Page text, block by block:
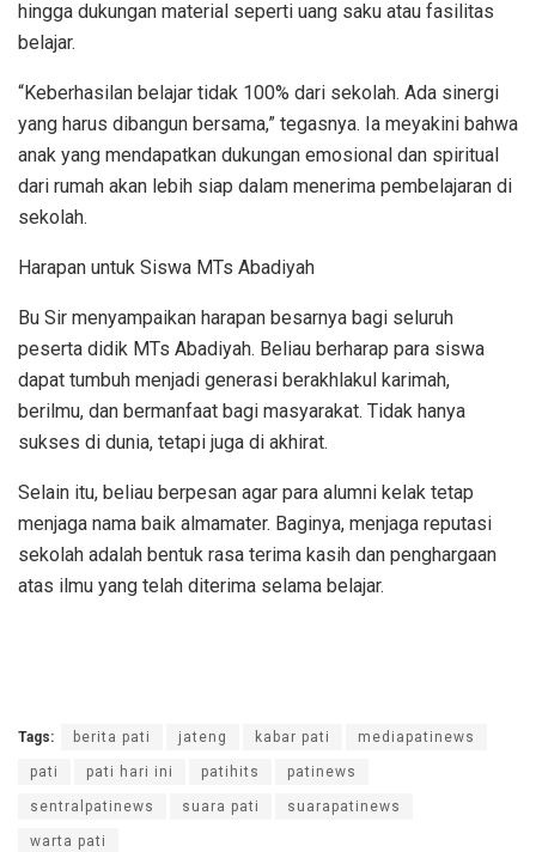
hingga dukungan material seperti uang saku atau fasilitas
belajar.
“Keberhasilan belajar tidak 100% dari sekolah. Ada sinergi
yang harus dibangun bersama,” tegasnya. Ia meyakini bahwa
anak yang mendapatkan dukungan emosional dan spiritual
dari rumah akan lebih siap dalam menerima pembelajaran di
sekolah.
Harapan untuk Siswa MTs Abadiyah
Bu Sir menyampaikan harapan besarnya bagi seluruh
peserta didik MTs Abadiyah. Beliau berharap para siswa
dapat tumbuh menjadi generasi berakhlakul karimah,
berilmu, dan bermanfaat bagi masyarakat. Tidak hanya
sukses di dunia, tetapi juga di akhirat.
Selain itu, beliau berpesan agar para alumni kelak tetap
menjaga nama baik almamater. Baginya, menjaga reputasi
sekolah adalah bentuk rasa terima kasih dan penghargaan
atas ilmu yang telah diterima selama belajar.
Tags: berita pati jateng kabar pati mediapatinews
pati pati hari ini patihits patinews
sentralpatinews suara pati suarapatinews
warta pati